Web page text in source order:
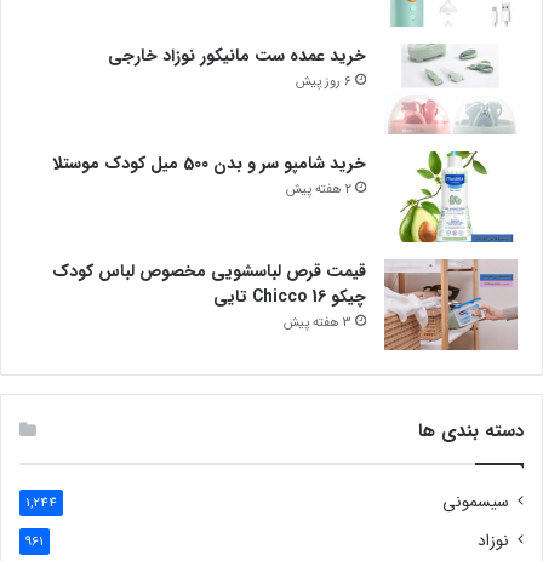
خرید عمده ست مانیکور نوزاد خارجی
6 روز پیش
خرید شامپو سر و بدن 500 میل کودک موستلا
2 هفته پیش
قیمت قرص لباسشویی مخصوص لباس کودک
چیکو Chicco 16 تایی
3 هفته پیش
دسته بندی ها
سیسمونی 1,244
نوزاد 961